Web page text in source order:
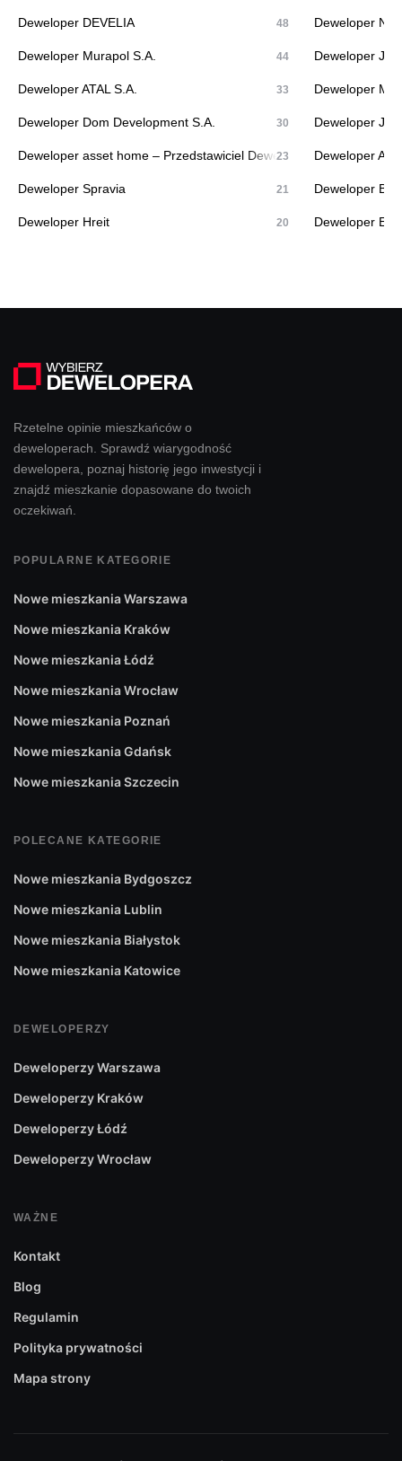
Deweloper DEVELIA 48
Deweloper Murapol S.A. 44
Deweloper ATAL S.A. 33
Deweloper Dom Development S.A. 30
Deweloper asset home – Przedstawiciel Dewelopera
23
Deweloper Spravia 21
Deweloper Hreit 20
Deweloper
Deweloper
Deweloper
Deweloper
Deweloper
Deweloper
Deweloper
Rzetelne opinie mieszkańców o
deweloperach. Sprawdź wiarygodność
dewelopera, poznaj historię jego inwestycji i
znajdź mieszkanie dopasowane do twoich
oczekiwań.
POPULARNE KATEGORIE
Nowe mieszkania Warszawa
Nowe mieszkania Kraków
Nowe mieszkania Łódź
Nowe mieszkania Wrocław
Nowe mieszkania Poznań
Nowe mieszkania Gdańsk
Nowe mieszkania Szczecin
POLECANE KATEGORIE
Nowe mieszkania Bydgoszcz
Nowe mieszkania Lublin
Nowe mieszkania Białystok
Nowe mieszkania Katowice
DEWELOPERZY
Deweloperzy Warszawa
Deweloperzy Kraków
Deweloperzy Łódź
Deweloperzy Wrocław
WAŻNE
Kontakt
Blog
Regulamin
Polityka prywatności
Mapa strony